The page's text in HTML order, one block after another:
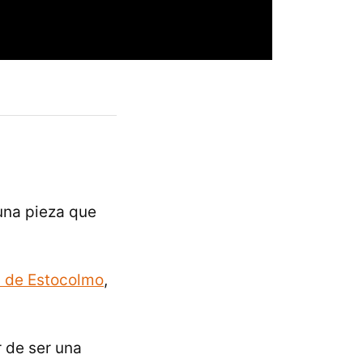
pieza que
Estocolmo,
ser una